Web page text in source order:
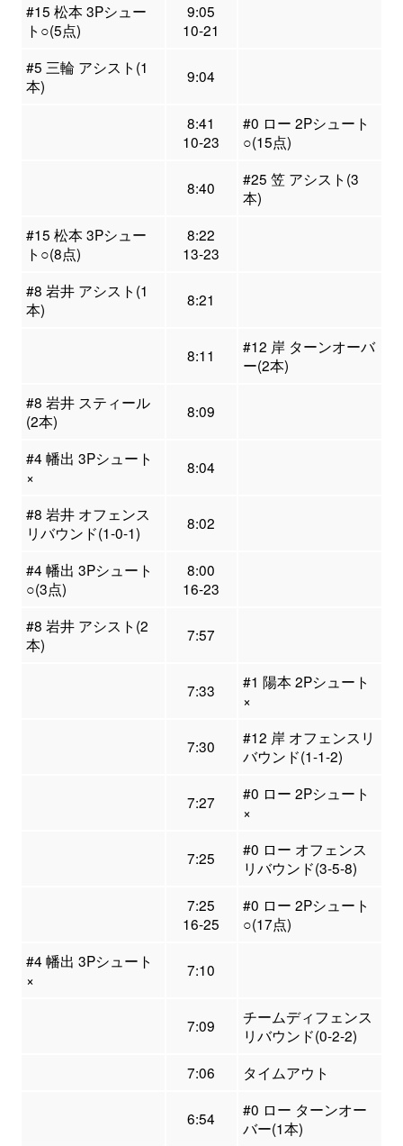
#15 松本 3Pシュー
ト○(5点)
9:05
10-21
#5 三輪 アシスト(1
本)
9:04
8:41
10-23
#0 ロー 2Pシュート
○(15点)
8:40
#25 笠 アシスト(3
本)
#15 松本 3Pシュー
ト○(8点)
8:22
13-23
#8 岩井 アシスト(1
本)
8:21
8:11
#12 岸 ターンオーバ
ー(2本)
#8 岩井 スティール
(2本)
8:09
#4 幡出 3Pシュート
×
8:04
#8 岩井 オフェンス
リバウンド(1-0-1)
8:02
#4 幡出 3Pシュート
○(3点)
8:00
16-23
#8 岩井 アシスト(2
本)
7:57
7:33
#1 陽本 2Pシュート
×
7:30
#12 岸 オフェンスリ
バウンド(1-1-2)
7:27
#0 ロー 2Pシュート
×
7:25
#0 ロー オフェンス
リバウンド(3-5-8)
7:25
16-25
#0 ロー 2Pシュート
○(17点)
#4 幡出 3Pシュート
×
7:10
7:09
チームディフェンス
リバウンド(0-2-2)
7:06
タイムアウト
6:54
#0 ロー ターンオー
バー(1本)